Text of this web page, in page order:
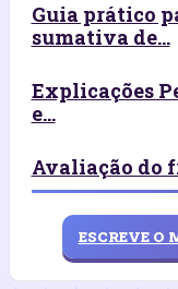
Guia prático
sumativa de...
Explicações
e...
Avaliação do
ESCREVE O